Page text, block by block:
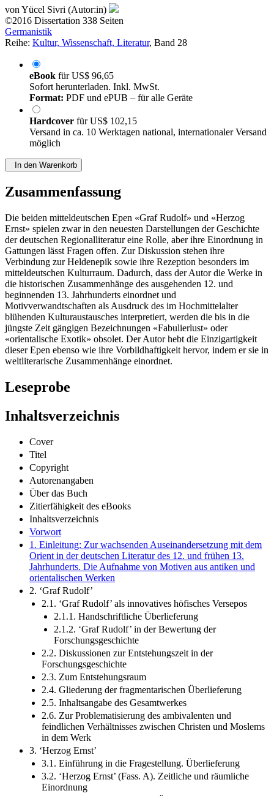
©2016 Dissertation 338 Seiten
Germanistik
Reihe:Kultur, Wissenschaft, Literatur
eBook
Sofort herunterladen. Inkl. MwSt.
Format:PDF und ePUB – für alle Geräte
Hardcover
Versand in ca. 10 Werktagen national, internationaler Versand
möglich
Ernst» spielen zwar in den neuesten Darstellungen der Geschichte
der deutschen Regionalliteratur eine Rolle, aber ihre Einordnung in
Gattungen lässt Fragen offen. Zur Diskussion stehen ihre
Verbindung zur Heldenepik sowie ihre Rezeption besonders im
mitteldeutschen Kulturraum. Dadurch, dass der Autor die Werke in
die historischen Zusammenhänge des ausgehenden 12. und
beginnenden 13. Jahrhunderts einordnet und
Motivverwandtschaften als Ausdruck des im Hochmittelalter
blühenden Kulturaustausches interpretiert, werden die bis in die
jüngste Zeit gängigen Bezeichnungen «Fabulierlust» oder
«orientalische Exotik» obsolet. Der Autor hebt die Einzigartigkeit
dieser Epen ebenso wie ihre Vorbildhaftigkeit hervor, indem er sie in
weltliterarische Zusammenhänge einordnet.
Titel
Copyright
Autorenangaben
Über das Buch
Zitierfähigkeit des eBooks
Inhaltsverzeichnis
Vorwort
1. Einleitung: Zur wachsenden Auseinandersetzung mit dem
Orient in der deutschen Literatur des 12. und frühen 13.
Jahrhunderts. Die Aufnahme von Motiven aus antiken und
orientalischen Werken
2. ‘Graf Rudolf’
2.1. ‘Graf Rudolf’ als innovatives höfisches Versepos
2.1.1. Handschriftliche Überlieferung
2.1.2. ‘Graf Rudolf’ in der Bewertung der
Forschungsgeschichte
2.2. Diskussionen zur Entstehungszeit in der
Forschungsgeschichte
2.3. Zum Entstehungsraum
2.4. Gliederung der fragmentarischen Überlieferung
2.5. Inhaltsangabe des Gesamtwerkes
2.6. Zur Problematisierung des ambivalenten und
feindlichen Verhältnisses zwischen Christen und Moslems
in dem Werk
3. ‘Herzog Ernst’
3.1. Einführung in die Fragestellung. Überlieferung
3.2. ‘Herzog Ernst’ (Fass. A). Zeitliche und räumliche
Einordnung
3.3. ‘Herzog Ernst’ (Fass. B). Überlieferung und